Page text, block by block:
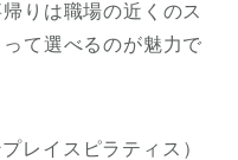
りは職場の近くのス
て選べるのが魅力で
レイスピラティス）